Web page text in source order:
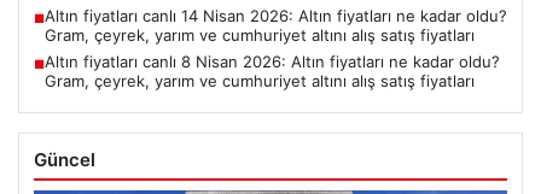
■Altın fiyatları canlı 14 Nisan 2026: Altın fiyatları ne kadar oldu?
Gram, çeyrek, yarım ve cumhuriyet altını alış satış fiyatları
■Altın fiyatları canlı 8 Nisan 2026: Altın fiyatları ne kadar oldu?
Gram, çeyrek, yarım ve cumhuriyet altını alış satış fiyatları
Güncel